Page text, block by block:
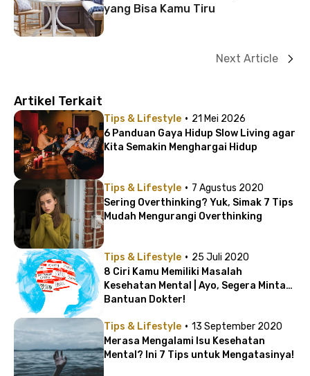
yang Bisa Kamu Tiru
Next Article
Artikel Terkait
Tips & Lifestyle · 21 Mei 2026
6 Panduan Gaya Hidup Slow Living agar
Kita Semakin Menghargai Hidup
Tips & Lifestyle · 7 Agustus 2020
Sering Overthinking? Yuk, Simak 7 Tips
Mudah Mengurangi Overthinking
Tips & Lifestyle · 25 Juli 2020
8 Ciri Kamu Memiliki Masalah
Kesehatan Mental | Ayo, Segera Minta
Bantuan Dokter!
Tips & Lifestyle · 13 September 2020
Merasa Mengalami Isu Kesehatan
Mental? Ini 7 Tips untuk Mengatasinya!